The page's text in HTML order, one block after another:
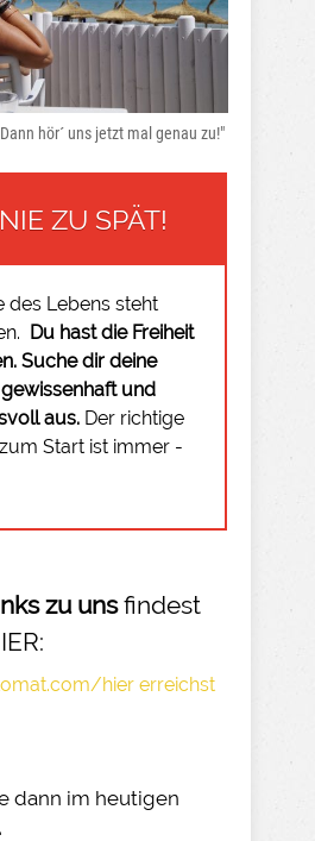
hör´ uns jetzt mal genau zu!"
ZU SPÄT!
des Lebens steht
Du hast die Freiheit
Suche dir deine
und
aus. Der richtige
Start ist immer -
zu unsfindest
hier erreichst
dann im heutigen